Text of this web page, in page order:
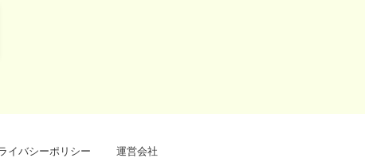
イバシーポリシー 運営会社